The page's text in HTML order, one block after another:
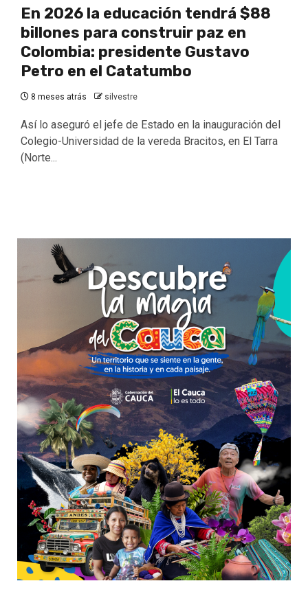
En 2026 la educación tendrá $88
billones para construir paz en
Colombia: presidente Gustavo
Petro en el Catatumbo
8 meses atrás silvestre
Así lo aseguró el jefe de Estado en la inauguración del
Colegio-Universidad de la vereda Bracitos, en El Tarra
(Norte...